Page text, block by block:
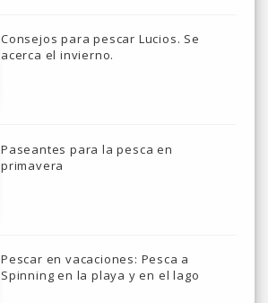
Consejos para pescar Lucios. Se
acerca el invierno.
Paseantes para la pesca en
primavera
Pescar en vacaciones: Pesca a
Spinning en la playa y en el lago